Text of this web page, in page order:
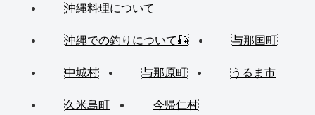
沖縄料理について
沖縄での釣りについて🎣 与那国町
中城村 与那原町 うるま市
久米島町 今帰仁村